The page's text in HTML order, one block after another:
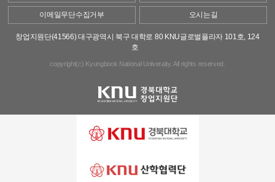
이메일무단수집거부 오시는길
창업지원단(41566) 대구광역시 북구 대학로 80 KNU글로벌플라자 101호, 124
호
copyright(c) Kyungbook National Univeraity. All rights reserved.